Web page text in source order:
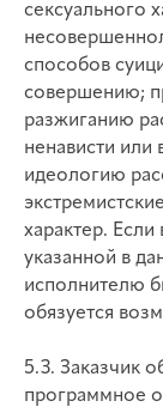
сексуального
способов
совершению;
разжиганию
ненависти
идеологию
характер. Если
указанной в
исполнителю
обязуется
5.3. Заказчик
программное